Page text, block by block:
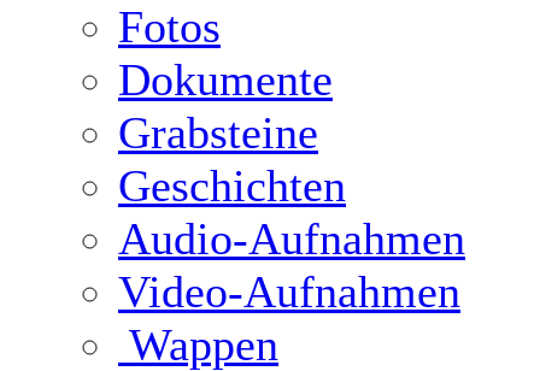
Fotos
Dokumente
Grabsteine
Geschichten
Audio-Aufnahmen
Video-Aufnahmen
Wappen